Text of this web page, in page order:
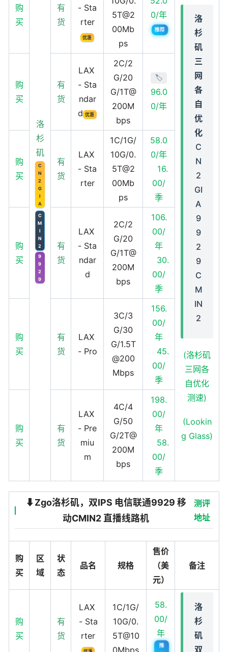
购
买
洛
杉
矶
C
N
2
G
I
A
C
M
I
N
2
9
9
2
9
有
货
- Sta
rter
优惠
5T@2
00Mb
ps
0/年
推荐
洛
杉
矶
三
网
各
自
优
化
C
N
2
GI
A
9
9
2
9
C
M
IN
2
(洛杉矶
三网各
自优化
测速)
(Lookin
g Glass)
购
买
有
货
LAX
- Sta
ndar
d 优惠
2C/2
G/20
G/1T@
200M
bps
🏷️
96.0
0/年
购
买
有
货
LAX
- Sta
rter
1C/1G/
10G/0.
5T@2
00Mb
ps
58.0
0/年
16.
00/
季
购
买
有
货
LAX
- Sta
ndar
d
2C/2
G/20
G/1T@
200M
bps
106.
00/
年
30.
00/
季
购
买
有
货
LAX
- Pro
3C/3
G/30
G/1.5T
@200
Mbps
156.
00/
年
45.
00/
季
购
买
有
货
LAX
- Pre
miu
m
4C/4
G/50
G/2T@
200M
bps
198.
00/
年
58.
00/
季
⬇️Zgo洛杉矶，双IPS 电信联通9929 移
动CMIN2 直播线路机
测评
地址
购
买
区
域
状
态
品名 规格
售价
（美
元）
备注
购
买
有
货
LAX
- Sta
rter
1C/1G/
10G/0.
5T@10
58.
00/
年
推
洛
杉
矶
双